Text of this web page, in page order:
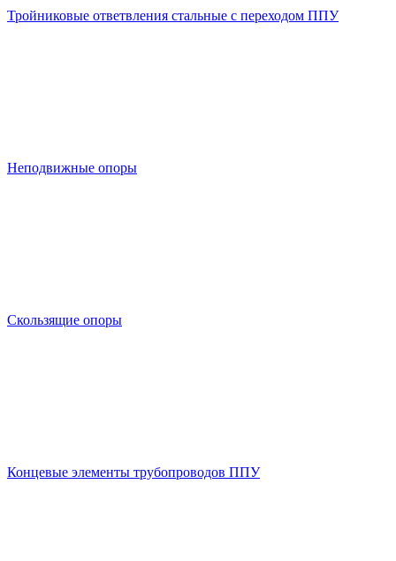
Тройниковые ответвления стальные с переходом ППУ
Неподвижные опоры
Скользящие опоры
Концевые элементы трубопроводов ППУ